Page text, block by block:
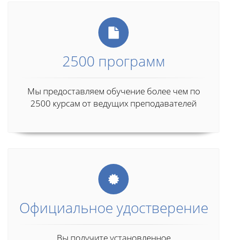
2500 программ
Мы предоставляем обучение более чем по
2500 курсам от ведущих преподавателей
Официальное удостверение